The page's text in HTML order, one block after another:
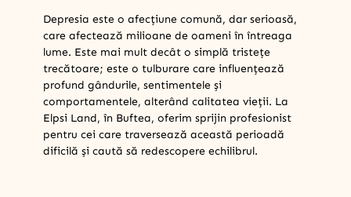
Depresia este o afecțiune comună, dar serioasă,
care afectează milioane de oameni în întreaga
lume. Este mai mult decât o simplă tristețe
trecătoare; este o tulburare care influențează
profund gândurile, sentimentele și
comportamentele, alterând calitatea vieții. La
Elpsi Land, în Buftea, oferim sprijin profesionist
pentru cei care traversează această perioadă
dificilă și caută să redescopere echilibrul.